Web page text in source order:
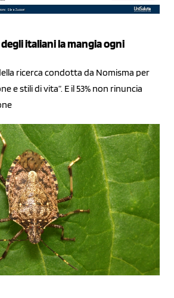
italiani la mangia ogni
ricerca condotta da Nomisma per
e stili di vita”. E il 53% non rinuncia